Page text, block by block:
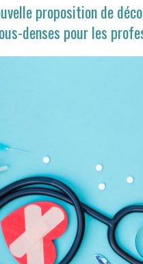
proposition de
denses pour les